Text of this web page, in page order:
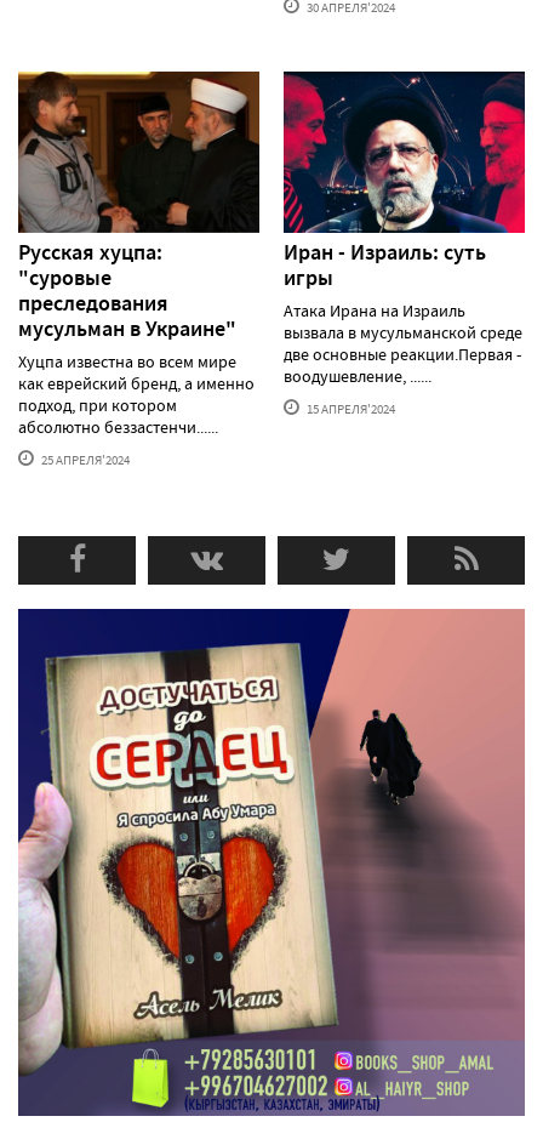
30 АПРЕЛЯ'2024
Русская хуцпа:
"суровые
преследования
мусульман в Украине"
Хуцпа известна во всем мире
как еврейский бренд, а именно
подход, при котором
абсолютно беззастенчи......
25 АПРЕЛЯ'2024
Иран - Израиль: суть
игры
Атака Ирана на Израиль
вызвала в мусульманской среде
две основные реакции.Первая -
воодушевление, ......
15 АПРЕЛЯ'2024